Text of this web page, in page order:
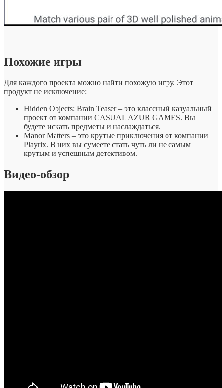
Похожие игры
Для каждого проекта можно найти похожую игру. Этот
продукт не исключение:
Hidden Objects: Brain Teaser – это классный казуальный
проект от компании CASUAL AZUR GAMES. Вы
будете искать предметы и наслаждаться.
Manor Matters – это крутые приключения от компании
Playrix. В них вы сумеете стать чуть ли не самым
крутым и успешным детективом.
Видео-обзор